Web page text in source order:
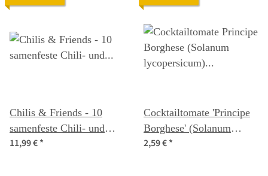
Chilis & Friends - 10
samenfeste Chili- und
Kräutersorten - exotisch
11,99 €*
Cocktailtomate 'Principe
Borghese' (Solanum
lycopersicum) Samen
2,59 €*